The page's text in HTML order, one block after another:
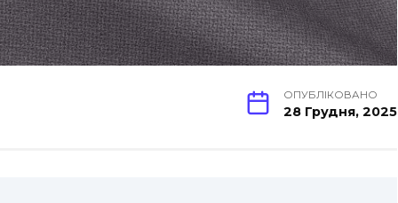
ОПУБЛІКОВАНО
28 Грудня, 2025